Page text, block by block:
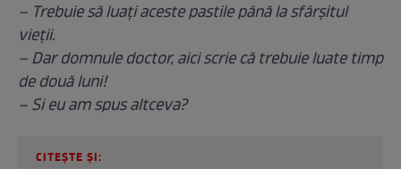
– Trebuie să luați aceste pastile până la sfârșitul
vieții.
– Dar domnule doctor, aici scrie că trebuie luate timp
de două luni!
– Si eu am spus altceva?
CITEȘTE ȘI: